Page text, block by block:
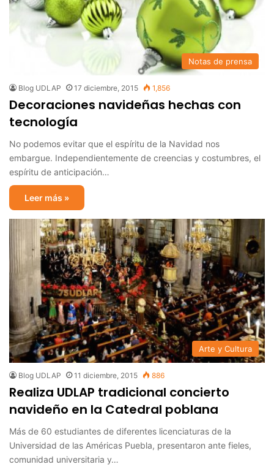
Notas de prensa
Blog UDLAP 17 diciembre, 2015 1,856
Decoraciones navideñas hechas con
tecnología
No podemos evitar que el espíritu de la Navidad nos
embargue. Independientemente de creencias y costumbres, el
espíritu de anticipación…
Leer más »
Arte y Cultura
Blog UDLAP 11 diciembre, 2015 886
Realiza UDLAP tradicional concierto
navideño en la Catedral poblana
Más de 60 estudiantes de diferentes licenciaturas de la
Universidad de las Américas Puebla, presentaron ante fieles,
comunidad universitaria y…